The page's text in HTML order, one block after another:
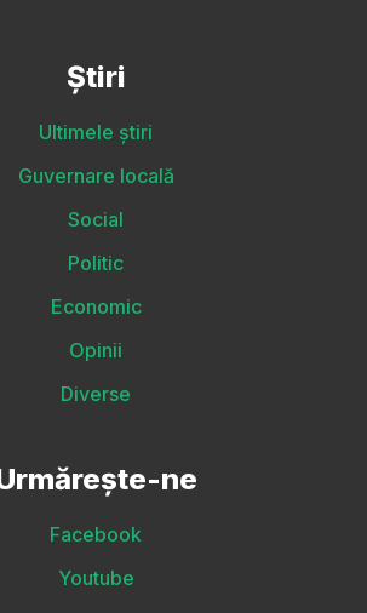
Știri
Ultimele știri
Guvernare locală
Social
Politic
Economic
Opinii
Diverse
ne
Facebook
Youtube